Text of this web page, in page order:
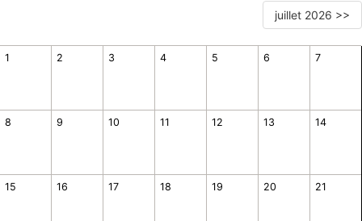
juillet 2026 >>
1 2 3 4 5 6 7
8 9 10 11 12 13 14
15 16 17 18 19 20 21